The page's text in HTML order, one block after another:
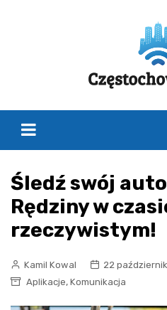
Śledź swój
Rędziny w
rzeczywistym!
Kamil Kowal
22
Aplikacje, Komunikacja